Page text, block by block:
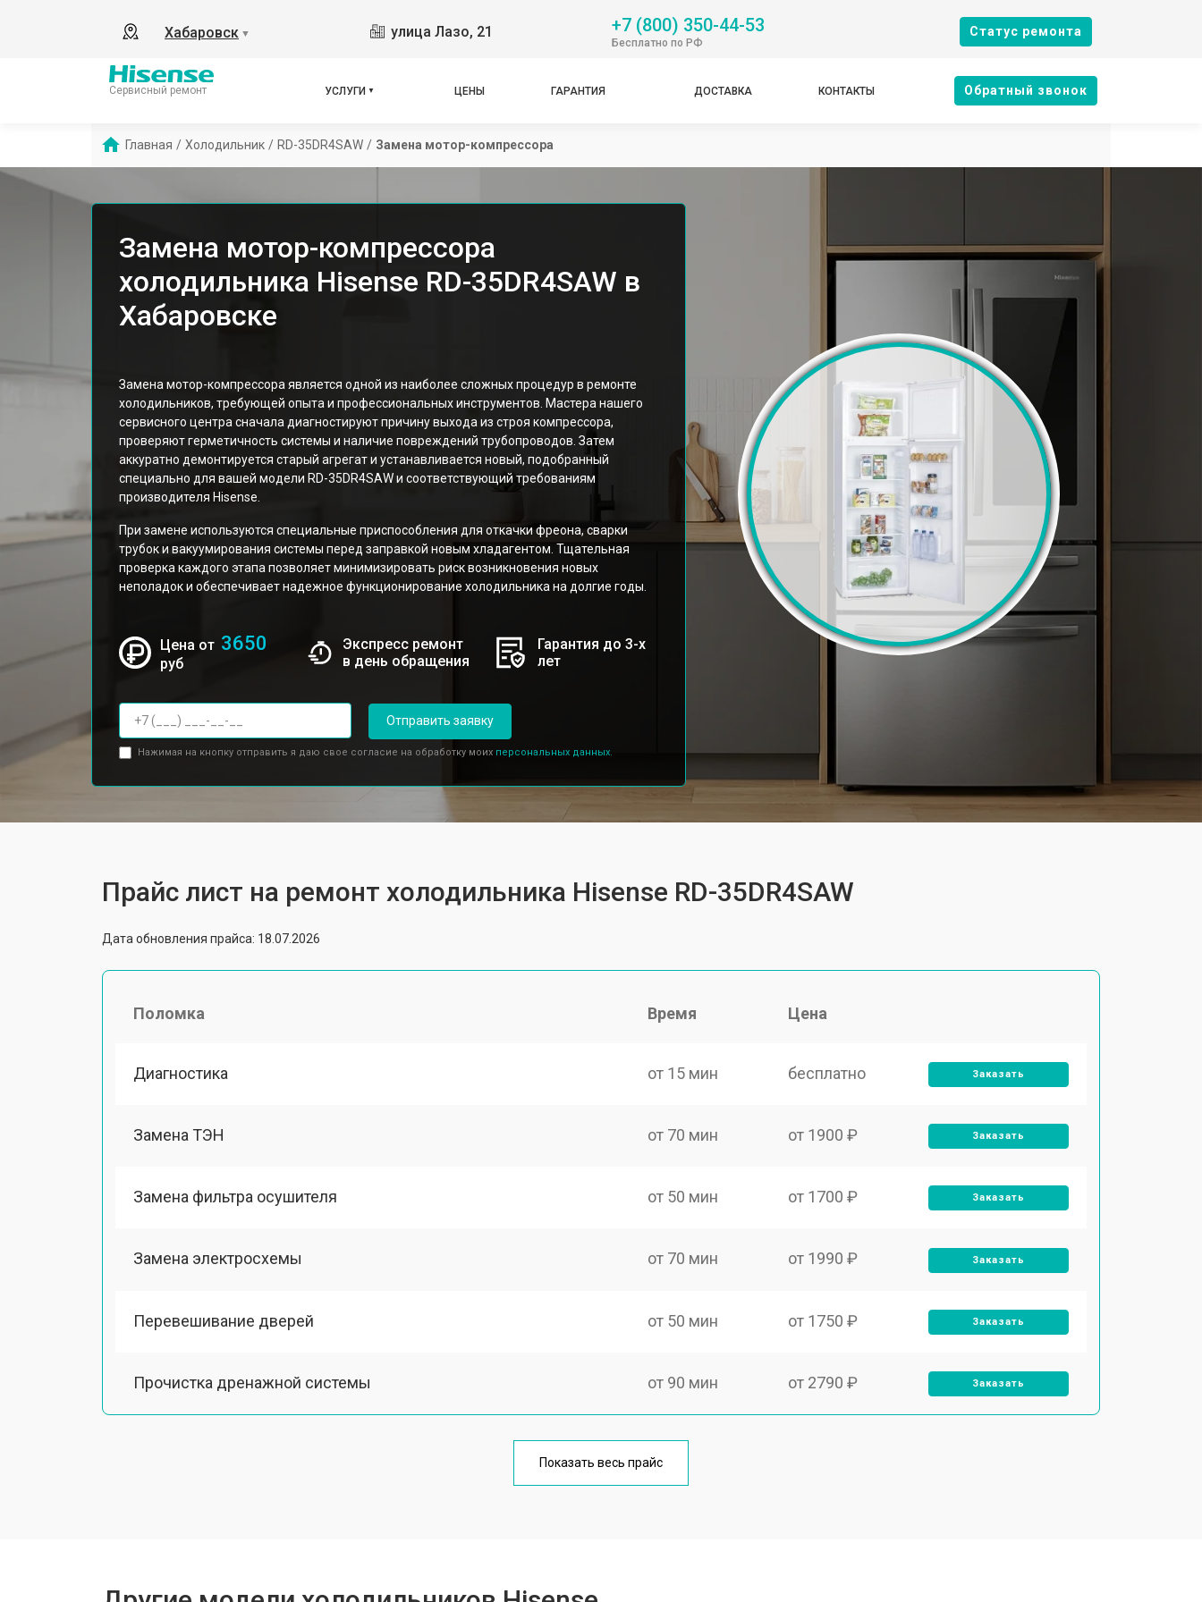
Хабаровск ▼ улица Лазо, 21 +7 (800) 350-44-53
Бесплатно по РФ
Cтатус ремонта
Сервисный ремонт УСЛУГИ ЦЕНЫ ГАРАНТИЯ ДОСТАВКА КОНТАКТЫ Oбратный звонок
Главная / Холодильник / RD-35DR4SAW / Замена мотор-компрессора
Замена мотор-компрессора
холодильника Hisense RD-35DR4SAW в
Хабаровске
Замена мотор-компрессора является одной из наиболее сложных процедур в ремонте
холодильников, требующей опыта и профессиональных инструментов. Мастера нашего
сервисного центра сначала диагностируют причину выхода из строя компрессора,
проверяют герметичность системы и наличие повреждений трубопроводов. Затем
аккуратно демонтируется старый агрегат и устанавливается новый, подобранный
специально для вашей модели RD-35DR4SAW и соответствующий требованиям
производителя Hisense.
При замене используются специальные приспособления для откачки фреона, сварки
трубок и вакуумирования системы перед заправкой новым хладагентом. Тщательная
проверка каждого этапа позволяет минимизировать риск возникновения новых
неполадок и обеспечивает надежное функционирование холодильника на долгие годы.
Цена от 3650
руб
Экспресс ремонт
в день обращения
Гарантия до 3-х
лет
Отправить заявку
Нажимая на кнопку отправить я даю свое согласие на обработку моих персональных данных.
Прайс лист на ремонт холодильника Hisense RD-35DR4SAW
Дата обновления прайса: 18.07.2026
Поломка Время Цена
Диагностика от 15 мин бесплатно Заказать
Замена ТЭН от 70 мин от 1900 ₽ Заказать
Замена фильтра осушителя от 50 мин от 1700 ₽ Заказать
Замена электросхемы от 70 мин от 1990 ₽ Заказать
Перевешивание дверей от 50 мин от 1750 ₽ Заказать
Прочистка дренажной системы от 90 мин от 2790 ₽ Заказать
от 50 мин
Показать весь прайс